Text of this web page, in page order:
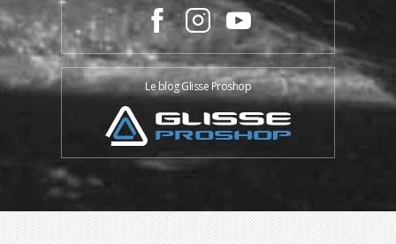
Le blog Glisse Proshop